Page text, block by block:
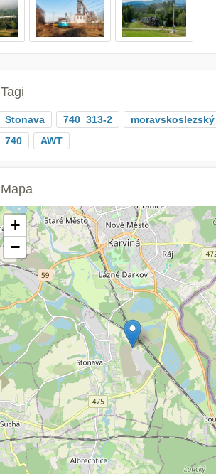
Tagi
Stonava 740_313-2
740
AWT
Mapa
+
−